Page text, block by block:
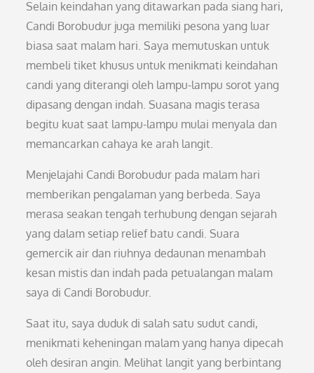
Selain keindahan yang ditawarkan pada siang hari,
Candi Borobudur juga memiliki pesona yang luar
biasa saat malam hari. Saya memutuskan untuk
membeli tiket khusus untuk menikmati keindahan
candi yang diterangi oleh lampu-lampu sorot yang
dipasang dengan indah. Suasana magis terasa
begitu kuat saat lampu-lampu mulai menyala dan
memancarkan cahaya ke arah langit.
Menjelajahi Candi Borobudur pada malam hari
memberikan pengalaman yang berbeda. Saya
merasa seakan tengah terhubung dengan sejarah
yang dalam setiap relief batu candi. Suara
gemercik air dan riuhnya dedaunan menambah
kesan mistis dan indah pada petualangan malam
saya di Candi Borobudur.
Saat itu, saya duduk di salah satu sudut candi,
menikmati keheningan malam yang hanya dipecah
oleh desiran angin. Melihat langit yang berbintang